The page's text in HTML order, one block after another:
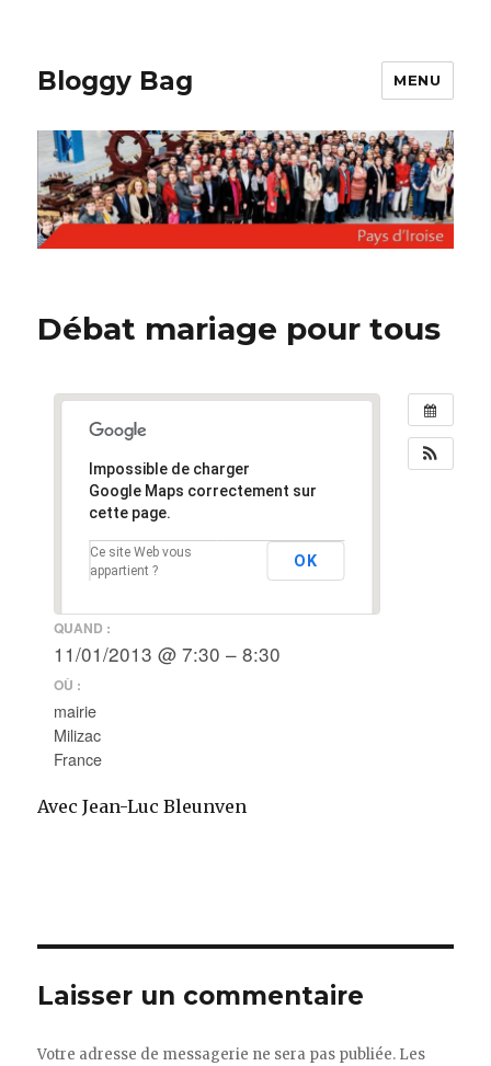
Bloggy Bag MENU
Débat mariage pour tous
Impossible de charger
Google Maps correctement sur
cette page.
Ce site Web vous
appartient ?
OK
QUAND :
11/01/2013 @ 7:30 – 8:30
OÙ :
mairie
Milizac
France
Avec Jean-Luc Bleunven
Laisser un commentaire
Votre adresse de messagerie ne sera pas publiée. Les